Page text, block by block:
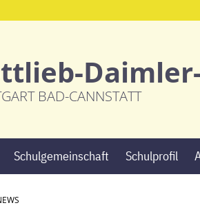
BAD-CANNSTATT
Schulgemeinschaft Schulprofil